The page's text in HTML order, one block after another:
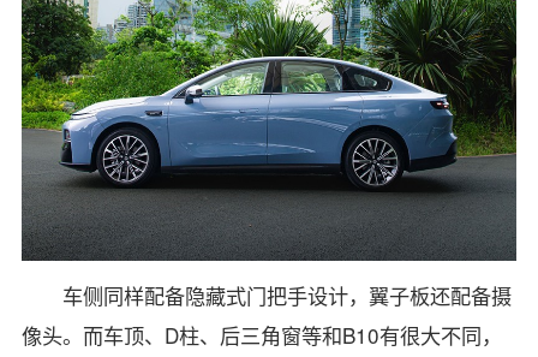
车侧同样配备隐藏式门把手设计，翼子板还配备摄
像头。而车顶、D柱、后三角窗等和B10有很大不同，